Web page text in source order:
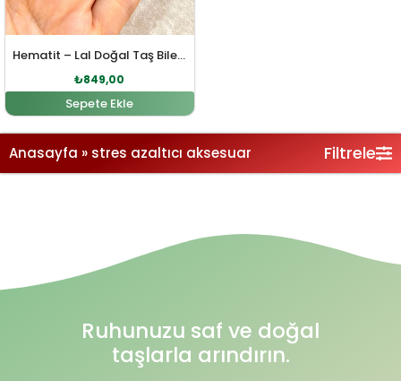
Hematit – Lal Doğal Taş Bileklik
₺849,00
Sepete Ekle
Anasayfa » stres azaltıcı aksesuar Filtrele
Ruhunuzu saf ve doğal
taşlarla arındırın.